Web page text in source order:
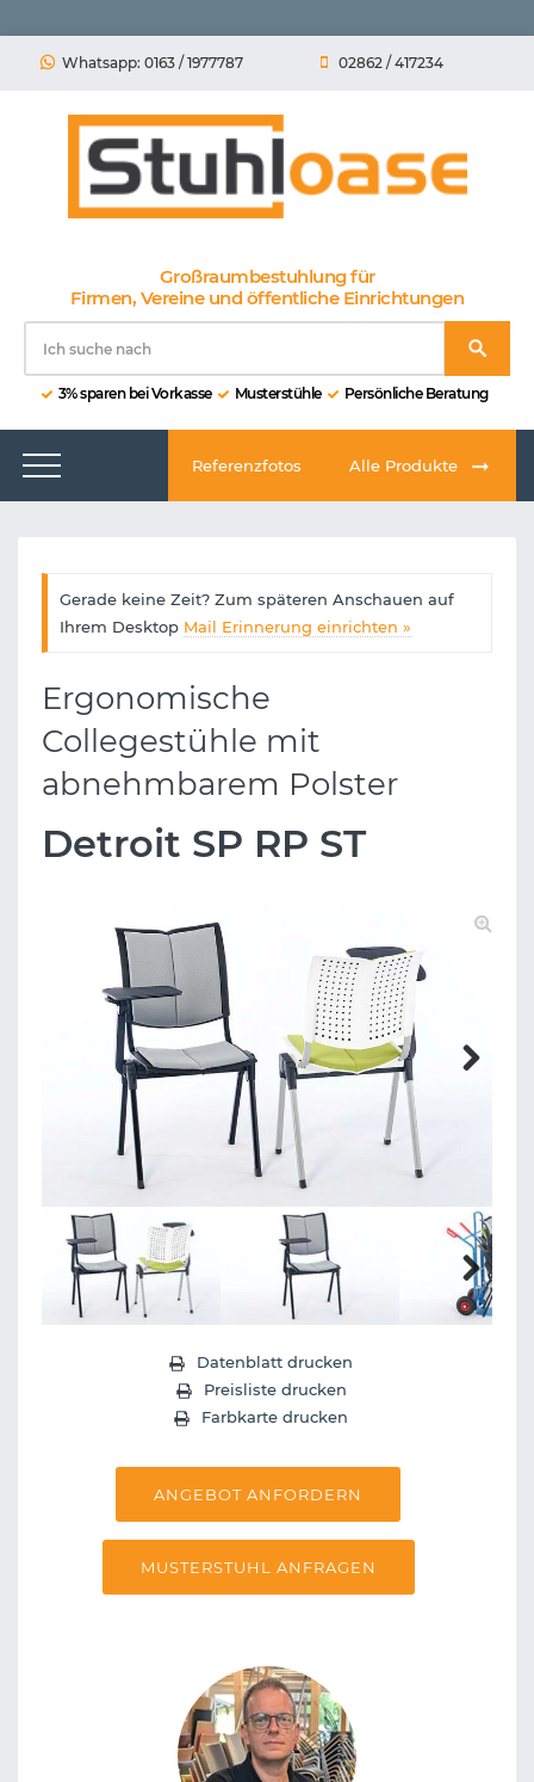
Whatsapp: 0163 / 1977787 02862 / 417234
Großraumbestuhlung für
Firmen, Vereine und öffentliche Einrichtungen
3% sparen bei Vorkasse Musterstühle Persönliche Beratung
Referenzfotos Alle Produkte
Gerade keine Zeit? Zum späteren Anschauen auf
Ihrem Desktop Mail Erinnerung einrichten »
Ergonomische
Collegestühle mit
abnehmbarem Polster
Detroit SP RP ST
Next
Datenblatt drucken
Preisliste drucken
Farbkarte drucken
ANGEBOT ANFORDERN
MUSTERSTUHL ANFRAGEN